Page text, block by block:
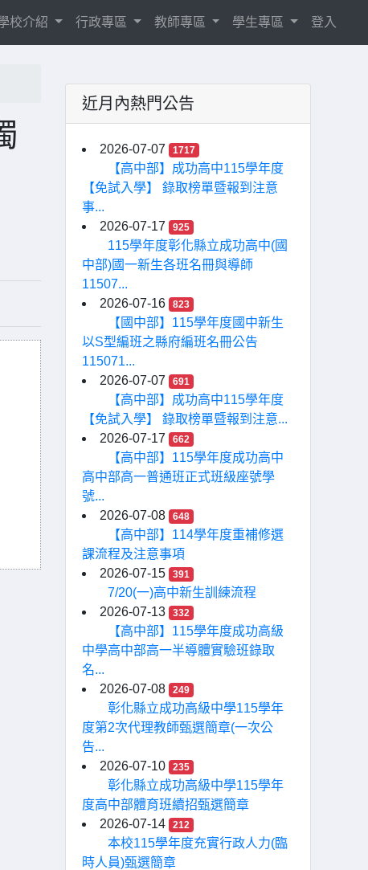
校介紹 行政專區 教師專區 學生專區 登入
近月內熱門公告
2026-07-07 1717
【高中部】成功高中115學年度
【免試入學】 錄取榜單暨報到注意
事...
2026-07-17
925
115學年度彰化縣立成功高中(國
中部)國一新生各班名冊與導師
11507...
2026-07-16
823
【國中部】115學年度國中新生
以S型編班之縣府編班名冊公告
115071...
2026-07-07
691
【高中部】成功高中115學年度
【免試入學】 錄取榜單暨報到注意...
2026-07-17
662
【高中部】115學年度成功高中
高中部高一普通班正式班級座號學
號...
2026-07-08
648
【高中部】114學年度重補修選
課流程及注意事項
2026-07-15
391
7/20(一)高中新生訓練流程
2026-07-13
332
【高中部】115學年度成功高級
中學高中部高一半導體實驗班錄取
名...
2026-07-08
249
彰化縣立成功高級中學115學年
度第2次代理教師甄選簡章(一次公
告...
2026-07-10
235
彰化縣立成功高級中學115學年
度高中部體育班續招甄選簡章
2026-07-14
212
本校115學年度充實行政人力(臨
時人員)甄選簡章